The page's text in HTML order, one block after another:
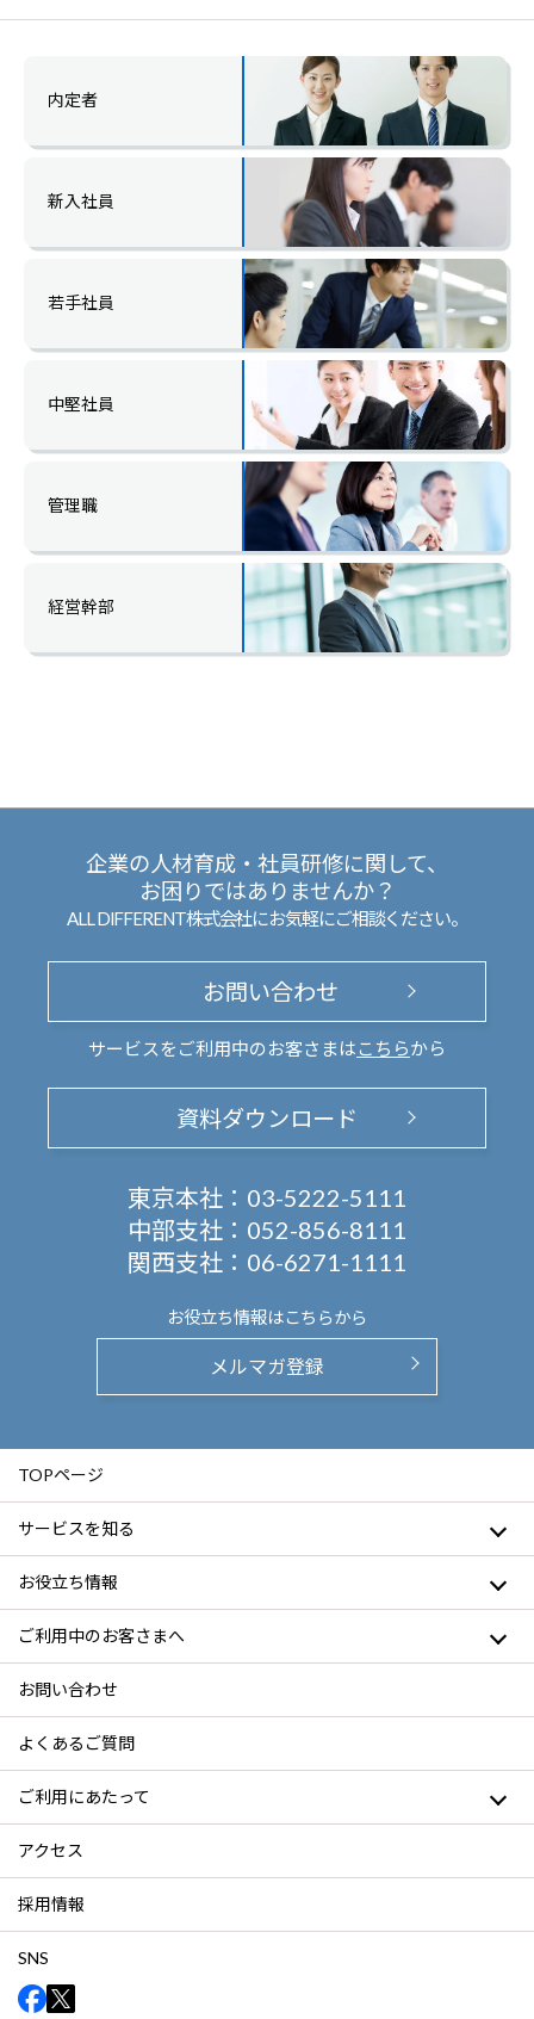
内定者
新入社員
若手社員
中堅社員
管理職
経営幹部
企業の人材育成・社員研修に関して、
お困りではありませんか？
ALL DIFFERENT株式会社にお気軽にご相談ください。
お問い合わせ
サービスをご利用中のお客さまは こちらから
資料ダウンロード
東京本社： 03-5222-5111
中部支社： 052-856-8111
関西支社： 06-6271-1111
お役立ち情報はこちらから
メルマガ登録
TOPページ
サービスを知る
お役立ち情報
ご利用中のお客さまへ
お問い合わせ
よくあるご質問
ご利用にあたって
アクセス
採用情報
SNS